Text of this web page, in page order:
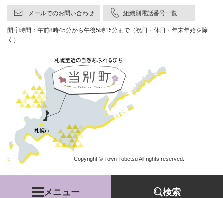
メニュー 検索
メールでのお問い合わせ 組織別電話番号一覧
開庁時間：午前8時45分から午後5時15分まで（祝日・休日・年末年始を除
く）
Copyright © Town Tobetsu All rights reserved.